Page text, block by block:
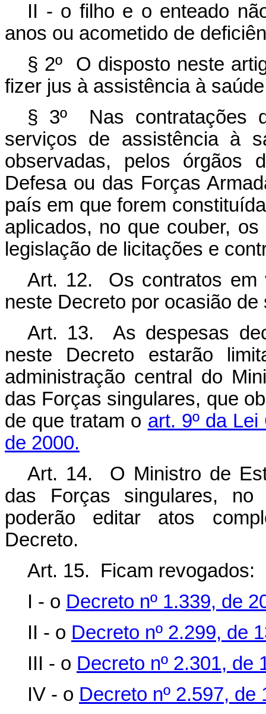
II - o filho e o enteado
anos ou acometido de
§ 2º O disposto neste
fizer jus à assistência à
§ 3º Nas contratações
serviços de assistência à
observadas, pelos órgãos
Defesa ou das Forças
país em que forem
aplicados, no que couber,
legislação de licitações e
Art. 12. Os contratos em
neste Decreto por ocasião
Art. 13. As despesas
neste Decreto estarão
administração central do
das Forças singulares, que
de que tratam o art. 9º da
de 2000.
Art. 14. O Ministro de
das Forças singulares, no
poderão editar atos
Decreto.
Art. 15. Ficam revogados:
I - o Decreto nº 1.339, de
II - o Decreto nº 2.299, de
III - o Decreto nº 2.301, de
IV - o Decreto nº 2.597, de